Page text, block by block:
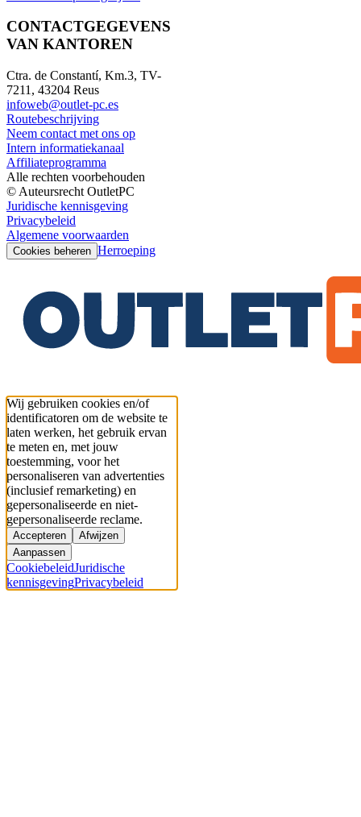
CONTACTGEGEVENS
VAN KANTOREN
Ctra. de Constantí, Km.3, TV-
7211, 43204 Reus
infoweb@outlet-pc.es
Routebeschrijving
Neem contact met ons op
Intern informatiekanaal
Affiliateprogramma
Alle rechten voorbehouden
© Auteursrecht OutletPC
Juridische kennisgeving
Privacybeleid
Algemene voorwaarden
Cookies beheren Herroeping
Wij gebruiken cookies en/of
identificatoren om de website te
laten werken, het gebruik ervan
te meten en, met jouw
toestemming, voor het
personaliseren van advertenties
(inclusief remarketing) en
gepersonaliseerde en niet-
gepersonaliseerde reclame.
Accepteren
Afwijzen
Aanpassen
CookiebeleidJuridische
kennisgevingPrivacybeleid